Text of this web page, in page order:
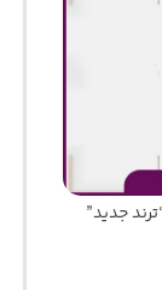
جدید”